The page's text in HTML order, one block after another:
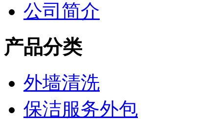
公司简介
产品分类
外墙清洗
保洁服务外包